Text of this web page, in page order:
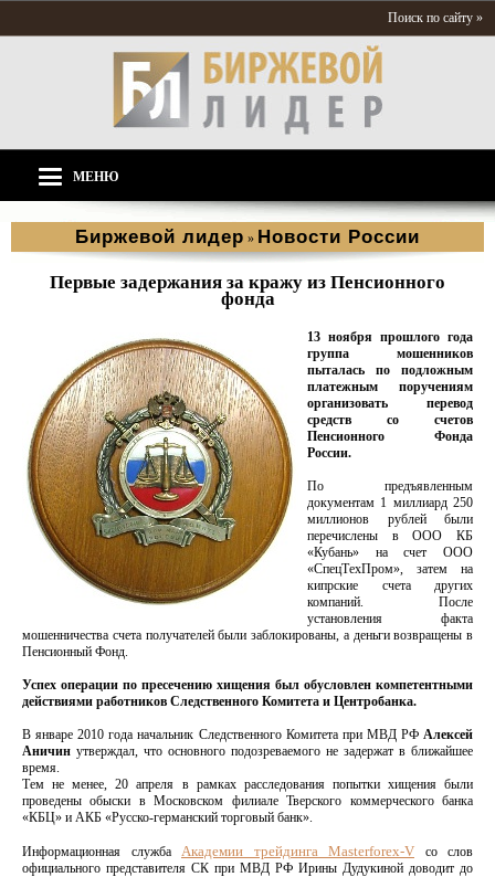
Поиск по сайту »
МЕНЮ
Биржевой лидер » Новости России
Первые задержания за кражу из Пенсионного
фонда
13 ноября прошлого года
группа мошенников
пыталась по подложным
платежным поручениям
организовать перевод
средств со счетов
Пенсионного Фонда
России.
По предъявленным
документам 1 миллиард 250
миллионов рублей были
перечислены в ООО КБ
«Кубань» на счет ООО
«СпецТехПром», затем на
кипрские счета других
компаний. После
установления факта
мошенничества счета получателей были заблокированы, а деньги возвращены в
Пенсионный Фонд.
Успех операции по пресечению хищения был обусловлен компетентными
действиями работников Следственного Комитета и Центробанка.
В январе 2010 года начальник Следственного Комитета при МВД РФ Алексей
Аничин утверждал, что основного подозреваемого не задержат в ближайшее
время.
Тем не менее, 20 апреля в рамках расследования попытки хищения были
проведены обыски в Московском филиале Тверского коммерческого банка
«КБЦ» и АКБ «Русско-германский торговый банк».
Информационная служба Академии трейдинга Masterforex-V со слов
официального представителя СК при МВД РФ Ирины Дудукиной доводит до